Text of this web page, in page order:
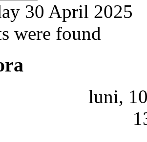
30 April 2025
were found
luni,